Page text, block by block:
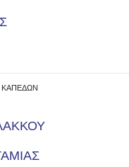
ΚΑΠΕΔΩΝ